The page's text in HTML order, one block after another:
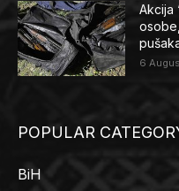
Akcija
6
POPULAR
BiH